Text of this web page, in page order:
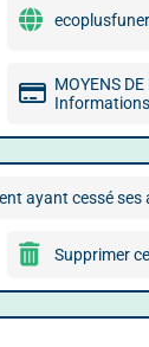
MOYENS
ayant cessé ses
Supprimer